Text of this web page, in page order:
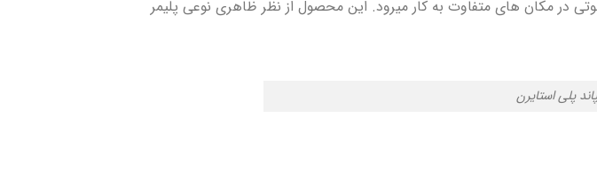
در مکان های متفاوت به کار میرود. این محصول از نظر ظاهری نوعی پلیمر
پلی استایرن